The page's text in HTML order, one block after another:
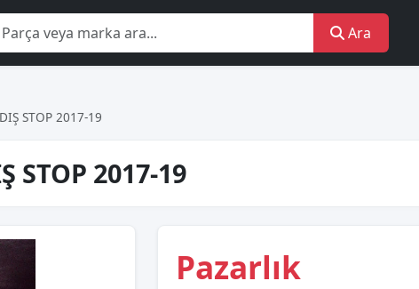
Ara
STOP 2017-19
STOP 2017-19
Pazarlık